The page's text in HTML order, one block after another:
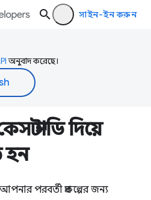
সাইন-ইন করুন
অনুবাদ করেছে।
স্টাডি দিয়ে
হন
পরবর্তী প্রকল্পের জন্য